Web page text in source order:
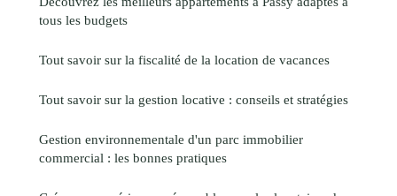
tous les budgets
Tout savoir sur la fiscalité de la location de vacances
Tout savoir sur la gestion locative : conseils et stratégies
Gestion environnementale d'un parc immobilier
commercial : les bonnes pratiques